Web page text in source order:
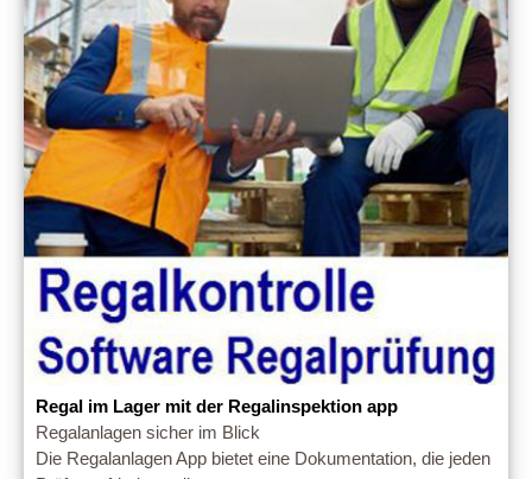
Regal im Lager mit der Regalinspektion app
Regalanlagen sicher im Blick
Die Regalanlagen App bietet eine Dokumentation, die jeden